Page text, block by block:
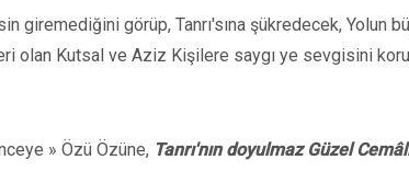
giremediğini görüp, Tanrı'sına şükredecek, Yolun
olan Kutsal ve Aziz Kişilere saygı ye sevgisini
» Özü Özüne, Tanrı'nın doyulmaz Güzel